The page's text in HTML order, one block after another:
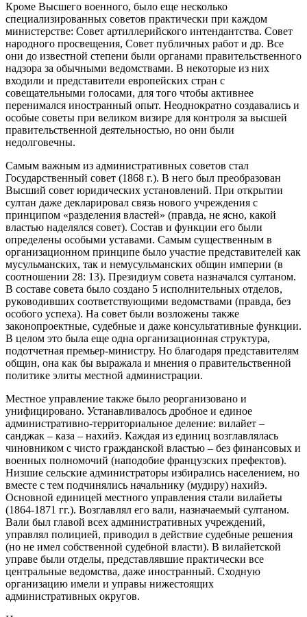
Кроме Высшего военного, было еще несколько
специализированных советов практически при каждом
министерстве: Совет артиллерийского интендантства. Совет
народного просвещения, Совет публичных работ и др. Все
они до известной степени были органами правительственного
надзора за обычными ведомствами. В некоторые из них
входили и представители европейских стран с
совещательными голосами, для того чтобы активнее
перенимался иностранный опыт. Неоднократно создавались и
особые советы при великом визире для контроля за высшей
правительственной деятельностью, но они были
недолговечны.
Самым важным из административных советов стал
Государственный совет (1868 г.). В него был преобразован
Высший совет юридических установлений. При открытии
султан даже декларировал связь нового учреждения с
принципом «разделения властей» (правда, не ясно, какой
властью наделялся совет). Состав и функции его были
определены особыми уставами. Самым существенным в
организационном принципе было участие представителей как
мусульманских, так и немусульманских общин империи (в
соотношении 28: 13). Президиум совета назначался султаном.
В составе совета было создано 5 исполнительных отделов,
руководивших соответствующими ведомствами (правда, без
особого успеха). На совет были возложены также
законопроектные, судебные и даже консультативные функции.
В целом это была еще одна организационная структура,
подотчетная премьер-министру. Но благодаря представителям
общин, она как бы выражала и мнения о правительственной
политике элиты местной администрации.
Местное управление также было реорганизовано и
унифицировано. Устанавливалось дробное и единое
административно-территориальное деление: вилайет –
санджак – каза – нахийэ. Каждая из единиц возглавлялась
чиновником с чисто гражданской властью – без финансовых и
военных полномочий (наподобие французских префектов).
Низшие сельские администраторы избирались населением, но
вместе с тем подчинялись начальнику (мудиру) нахийэ.
Основной единицей местного управления стали вилайеты
(1864-1871 гг.). Возглавлял его вали, назначаемый султаном.
Вали был главой всех административных учреждений,
управлял полицией, приводил в действие судебные решения
(но не имел собственной судебной власти). В вилайетской
управе были отделы, представлявшие практически все
центральные ведомства, даже иностранный. Сходную
организацию имели и управы нижестоящих
административных округов.